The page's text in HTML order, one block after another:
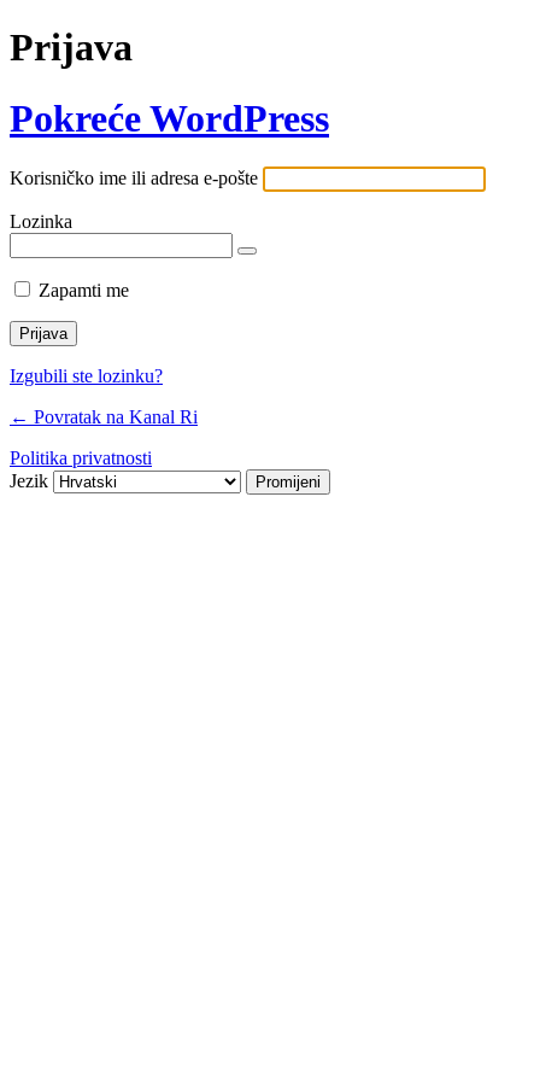
Prijava
Pokreće WordPress
Korisničko ime ili adresa e-pošte
Lozinka
Zapamti me
Izgubili ste lozinku?
← Povratak na Kanal Ri
Politika privatnosti
Jezik